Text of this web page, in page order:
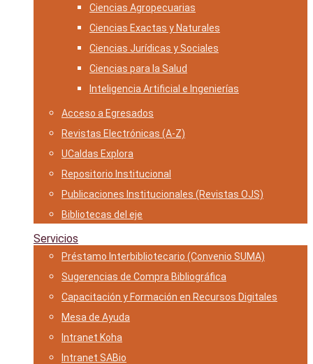
Ciencias Agropecuarias
Ciencias Exactas y Naturales
Ciencias Jurídicas y Sociales
Ciencias para la Salud
Inteligencia Artificial e Ingenierías
Acceso a Egresados
Revistas Electrónicas (A-Z)
UCaldas Explora
Repositorio Institucional
Publicaciones Institucionales (Revistas OJS)
Bibliotecas del eje
Servicios
Préstamo Interbibliotecario (Convenio SUMA)
Sugerencias de Compra Bibliográfica
Capacitación y Formación en Recursos Digitales
Mesa de Ayuda
Intranet Koha
Intranet SABio